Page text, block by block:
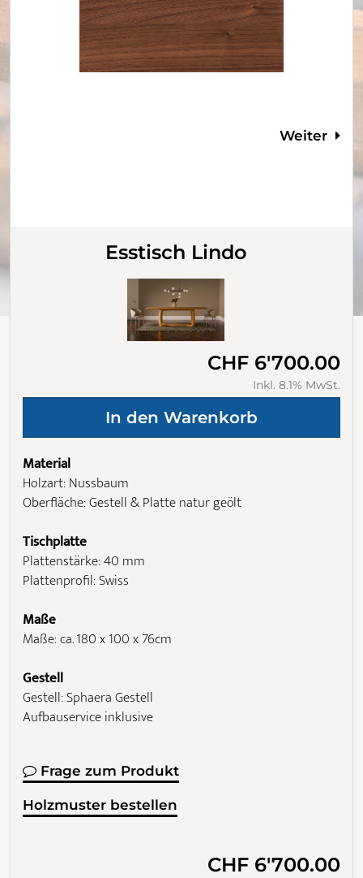
Weiter
Esstisch Lindo
CHF 6'700.00
Inkl. 8.1% MwSt.
Material
Holzart: Nussbaum
Oberfläche: Gestell & Platte natur geölt
Tischplatte
Plattenstärke: 40 mm
Plattenprofil: Swiss
Maße
Maße: ca. 180 x 100 x 76cm
Gestell
Gestell: Sphaera Gestell
Aufbauservice inklusive
Frage zum Produkt
Holzmuster bestellen
CHF 6'700.00